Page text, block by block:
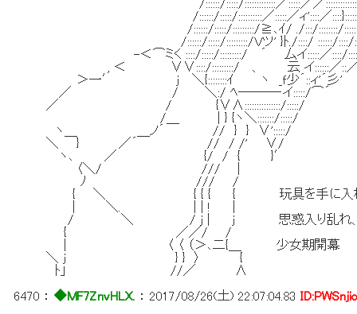
/::::::/:::::/:::::::::::::／:::::／／:::::::::::::
/::::::/:::::/::::::::::／:::::／ィ'::::／
/::::::/:::::/:::::::::/≧､ｲ/ ./:::/::::::::/
/::::::/:::::/:::::::::/Ｖツ' }ﾄ./::::/ ::::::/::::/::::
-＜⌒ミく ::::/:::::/:::::::::/ ´ 厶イ:::::／::::/
, ＜ ∨∨::::/:::::::::/ 、 云 イ::::::／::
＞一′ ｊ ＼{::::::::ｲ ヽ _ｆ少´::ィ'´彡'
／ / ＼:/ ﾍ───‐イ:::::/⌒´
／ / {∨∧:::::::::::::::/:::::/
/＿ | } {ヽ＼:::::::/:::::/
ヽ＿ ＿ノ´ // } } ∨':::::/
＼ } ／´ // / /' ∨/
ヽ､ ／ {/ / { }′
〈＼/ /// |
ﾉ /// /
{ ＼ { { { { 玩具を手に入れたい
| ＼. | | ! |
/ ＼ / ｊ | ｊ 思惑入り乱れ、燃
{ ／／/ /
| 〈 〈 （＞､二{＿ 少女期開幕
＼ ｊ } } 〉 {
ﾄ」 //／ ∧
6470 ：◆MF7ZnvHLX. ：2017/08/26(土) 22:07:04.83